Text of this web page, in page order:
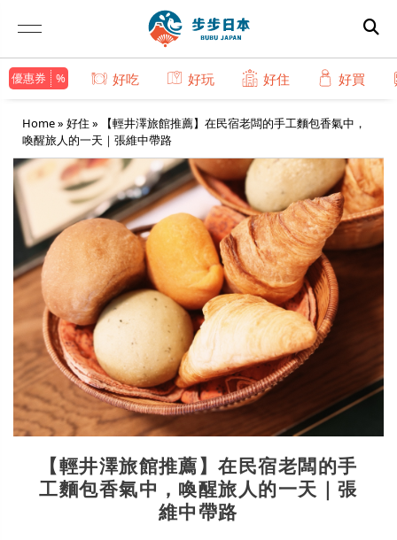
優惠券 好吃 好玩 好住 好買
Home» 好住 » 【輕井澤旅館推薦】在民宿老闆的手工麵包香氣中，
喚醒旅人的一天｜張維中帶路
【輕井澤旅館推薦】在民宿老闆的手
工麵包香氣中，喚醒旅人的一天｜張
維中帶路